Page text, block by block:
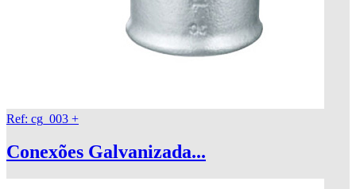
Ref: cg_003 +
Conexões Galvanizada...